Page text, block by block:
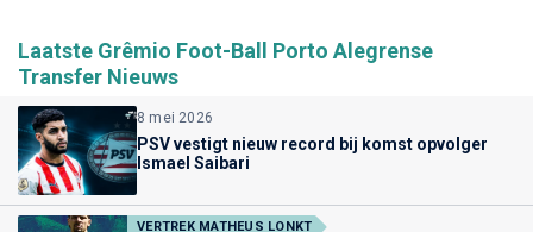
Laatste Grêmio Foot-Ball Porto Alegrense
Transfer Nieuws
8 mei 2026
PSV vestigt nieuw record bij komst opvolger
Ismael Saibari
VERTREK MATHEUS LONKT